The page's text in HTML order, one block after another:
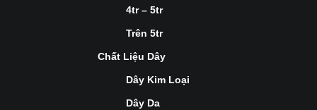
4tr – 5tr
Trên 5tr
Chất Liệu Dây
Dây Kim Loại
Dây Da